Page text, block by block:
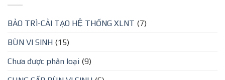
BẢO TRÌ-CẢI TẠO HỆ THỐNG XLNT (7)
BÙN VI SINH (15)
Chưa được phân loại (9)